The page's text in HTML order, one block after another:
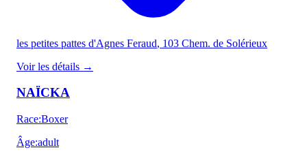
les petites pattes d'Agnes Feraud, 103 Chem. de Solérieux
Voir les détails →
NAÏCKA
Race:Boxer
Âge:adult